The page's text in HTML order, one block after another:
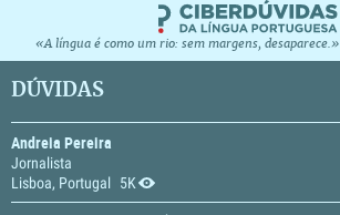
«A língua é como um rio: sem margens, desaparece.»
DÚVIDAS
Andreia Pereira
Jornalista
Lisboa, Portugal
5K